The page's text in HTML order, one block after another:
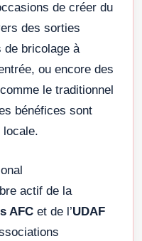
de créer du
des sorties
de bricolage à
ou encore des
le traditionnel
bénéfices sont
actif de la
AFC et de l’UDAF